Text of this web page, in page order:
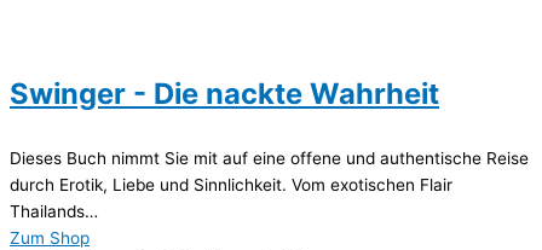
Swinger - Die nackte Wahrheit
Dieses Buch nimmt Sie mit auf eine offene und authentische Reise
durch Erotik, Liebe und Sinnlichkeit. Vom exotischen Flair
Thailands…
Zum Shop